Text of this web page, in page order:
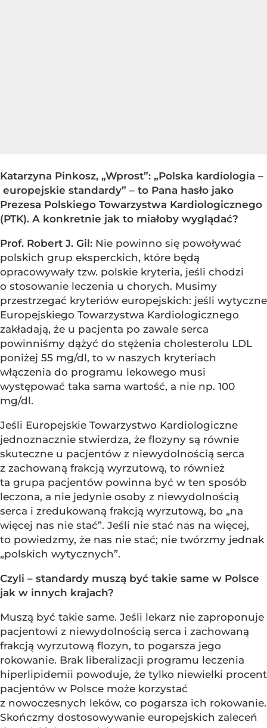
Katarzyna Pinkosz, „Wprost”: „Polska kardiologia –
europejskie standardy” – to Pana hasło jako
Prezesa Polskiego Towarzystwa Kardiologicznego
(PTK). A konkretnie jak to miałoby wyglądać?
Prof. Robert J. Gil: Nie powinno się powoływać
polskich grup eksperckich, które będą
opracowywały tzw. polskie kryteria, jeśli chodzi
o stosowanie leczenia u chorych. Musimy
przestrzegać kryteriów europejskich: jeśli wytyczne
Europejskiego Towarzystwa Kardiologicznego
zakładają, że u pacjenta po zawale serca
powinniśmy dążyć do stężenia cholesterolu LDL
poniżej 55 mg/dl, to w naszych kryteriach
włączenia do programu lekowego musi
występować taka sama wartość, a nie np. 100
mg/dl.
Jeśli Europejskie Towarzystwo Kardiologiczne
jednoznacznie stwierdza, że flozyny są równie
skuteczne u pacjentów z niewydolnością serca
z zachowaną frakcją wyrzutową, to również
ta grupa pacjentów powinna być w ten sposób
leczona, a nie jedynie osoby z niewydolnością
serca i zredukowaną frakcją wyrzutową, bo „na
więcej nas nie stać”. Jeśli nie stać nas na więcej,
to powiedzmy, że nas nie stać; nie twórzmy jednak
„polskich wytycznych”.
Czyli – standardy muszą być takie same w Polsce
jak w innych krajach?
Muszą być takie same. Jeśli lekarz nie zaproponuje
pacjentowi z niewydolnością serca i zachowaną
frakcją wyrzutową flozyn, to pogarsza jego
rokowanie. Brak liberalizacji programu leczenia
hiperlipidemii powoduje, że tylko niewielki procent
pacjentów w Polsce może korzystać
z nowoczesnych leków, co pogarsza ich rokowanie.
Skończmy dostosowywanie europejskich zaleceń